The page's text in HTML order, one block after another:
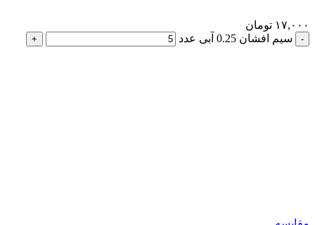
۱۷,۰۰۰ تومان
سیم افشان 0.25 آبی عدد